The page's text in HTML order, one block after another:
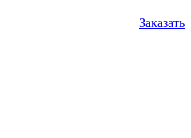
Заказать